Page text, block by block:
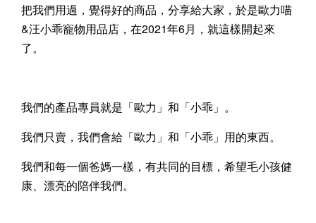
把我們用過，覺得好的商品，分享給大家，於是歐力喵
&汪小乖寵物用品店，在2021年6月，就這樣開起來
了。
我們的產品專員就是「歐力」和「小乖」。
我們只賣，我們會給「歐力」和「小乖」用的東西。
我們和每一個爸媽一樣，有共同的目標，希望毛小孩健
康、漂亮的陪伴我們。